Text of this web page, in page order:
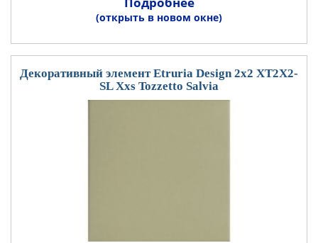
(открыть в новом окне)
Декоративный элемент Etruria Design 2x2 XT2X2-
SL Xxs Tozzetto Salvia